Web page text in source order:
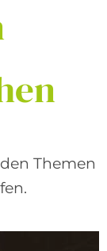
Themen